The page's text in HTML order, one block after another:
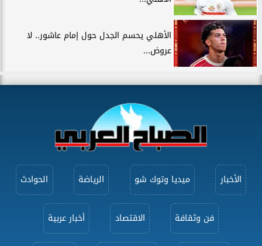
الأهلي يحسم الجدل حول إمام عاشور.. لا
عروض...
الأخبار ميديا وتوك شو الرياضة الحوادث
فن وثقافة الاقتصاد أخبار عربية